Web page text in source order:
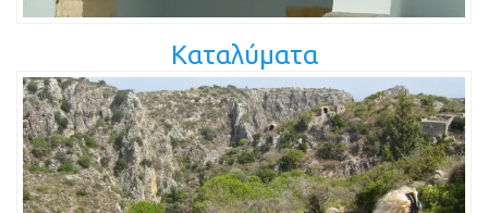
Καταλύματα